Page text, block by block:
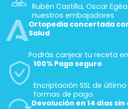
Rubén Castilla, Oscar
nuestros embajadores
Ortopedia concertada
Salud
Podrás canjear tu receta
100% Pago seguro
Encriptación SSL de
formas de pago
Devolución en 14 días